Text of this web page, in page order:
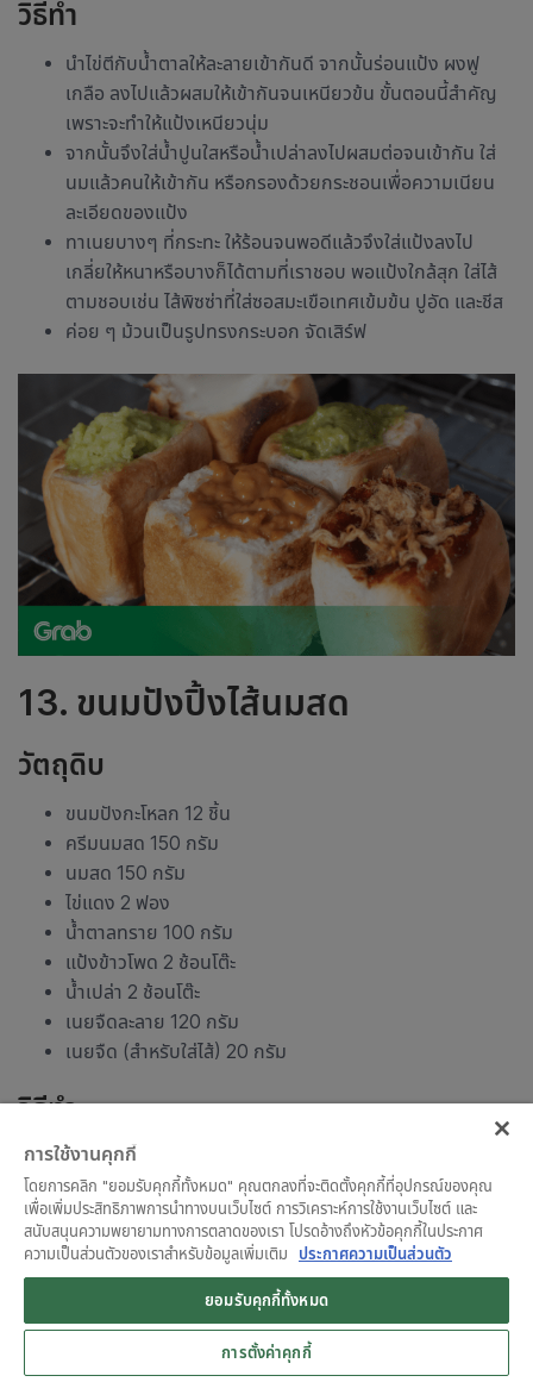
วิธีทำ
นำไข่ตีกับน้ำตาลให้ละลายเข้ากันดี จากนั้นร่อนแป้ง ผงฟู
เกลือ ลงไปแล้วผสมให้เข้ากันจนเหนียวข้น ขั้นตอนนี้สำคัญ
เพราะจะทำให้แป้งเหนียวนุ่ม
จากนั้นจึงใส่น้ำปูนใสหรือน้ำเปล่าลงไปผสมต่อจนเข้ากัน ใส่
นมแล้วคนให้เข้ากัน หรือกรองด้วยกระชอนเพื่อความเนียน
ละเอียดของแป้ง
ทาเนยบางๆ ที่กระทะ ให้ร้อนจนพอดีแล้วจึงใส่แป้งลงไป
เกลี่ยให้หนาหรือบางก็ได้ตามที่เราชอบ พอแป้งใกล้สุก ใส่ไส้
ตามชอบเช่น ไส้พิซซ่าที่ใส่ซอสมะเขือเทศเข้มข้น ปูอัด และชีส
ค่อย ๆ ม้วนเป็นรูปทรงกระบอก จัดเสิร์ฟ
13. ขนมปังปิ้งไส้นมสด
วัตถุดิบ
ขนมปังกะโหลก 12 ชิ้น
ครีมนมสด 150 กรัม
นมสด 150 กรัม
ไข่แดง 2 ฟอง
น้ำตาลทราย 100 กรัม
แป้งข้าวโพด 2 ช้อนโต๊ะ
น้ำเปล่า 2 ช้อนโต๊ะ
เนยจืดละลาย 120 กรัม
เนยจืด (สำหรับใส่ไส้) 20 กรัม
วิธีทำ
ละลายแป้งข้าวโพดด้วยน้ำเปล่า และพักไว้
ใส่ไข่แดงลงไปในชามผสม ตามด้วยน้ำตาลทราย จากนั้นตีให้
ขึ้นฟูด้วยตะกร้อมือจนเป็นสีเหลืองนวล ประมาณ 5 นาที
ใส่นมสด แป้งข้าวโพดที่ละลายเตรียมไว้ จากนั้นคนให้เข้ากัน
นำไปตุ๋นบนหม้อที่ตั้งน้ำเดือดไว้ คนไปเรื่อย ๆ จนหนืด จาก
นั้นใส่เนยจืด (สำหรับใส่ไส้) ลงไป และคนจนเนยจืดละลาย พัก
ไว้
ทาเนยบนขนมปังกะโหลก จากนั้นนำไปปิ้งไฟเบาจนเหลือง
การใช้งานคุกกี้
โดยการคลิก "ยอมรับคุกกี้ทั้งหมด" คุณตกลงที่จะติดตั้งคุกกี้ที่อุปกรณ์ของคุณ
เพื่อเพิ่มประสิทธิภาพการนำทางบนเว็บไซต์ การวิเคราะห์การใช้งานเว็บไซต์ และ
สนับสนุนความพยายามทางการตลาดของเรา โปรดอ้างถึงหัวข้อคุกกี้ในประกาศ
ความเป็นส่วนตัวของเราสำหรับข้อมูลเพิ่มเติม
ประกาศความเป็นส่วนตัว
ยอมรับคุกกี้ทั้งหมด
การตั้งค่าคุกกี้